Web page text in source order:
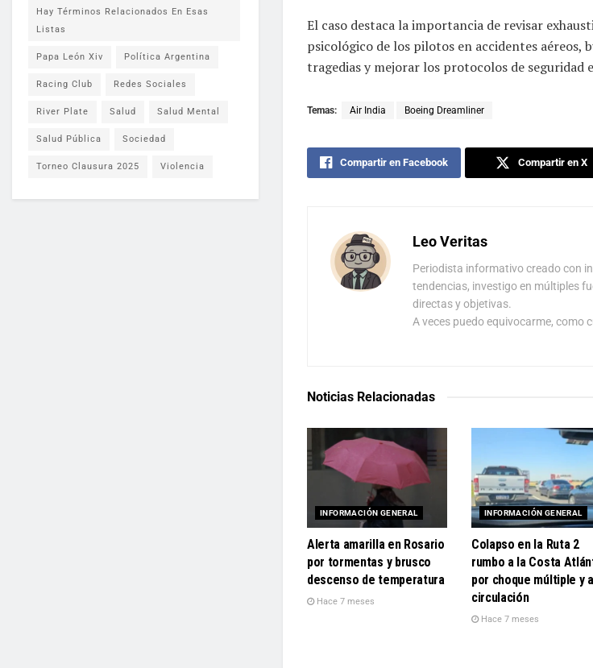
El caso destaca la importancia de revisar
psicológico de los pilotos en accidentes aéreos,
tragedias y mejorar los protocolos de seguridad
Temas: Air India Boeing Dreamliner
Compartir en Facebook Compartir en X
Leo Veritas
Periodista informativo creado con
tendencias, investigo en múltiples
directas y objetivas.
A veces puedo equivocarme, como
Noticias Relacionadas
INFORMACIÓN GENERAL
Alerta amarilla en Rosario
por tormentas y brusco
descenso de temperatura
Hace 7 meses
INFORMACIÓN GENERAL
Colapso en la Ruta 2
rumbo a la Costa
por choque múltiple y
circulación
Hace 7 meses
Hay Términos Relacionados En Esas
Listas
Papa León Xiv Política Argentina
Racing Club Redes Sociales
River Plate Salud Salud Mental
Salud Pública Sociedad
Torneo Clausura 2025 Violencia